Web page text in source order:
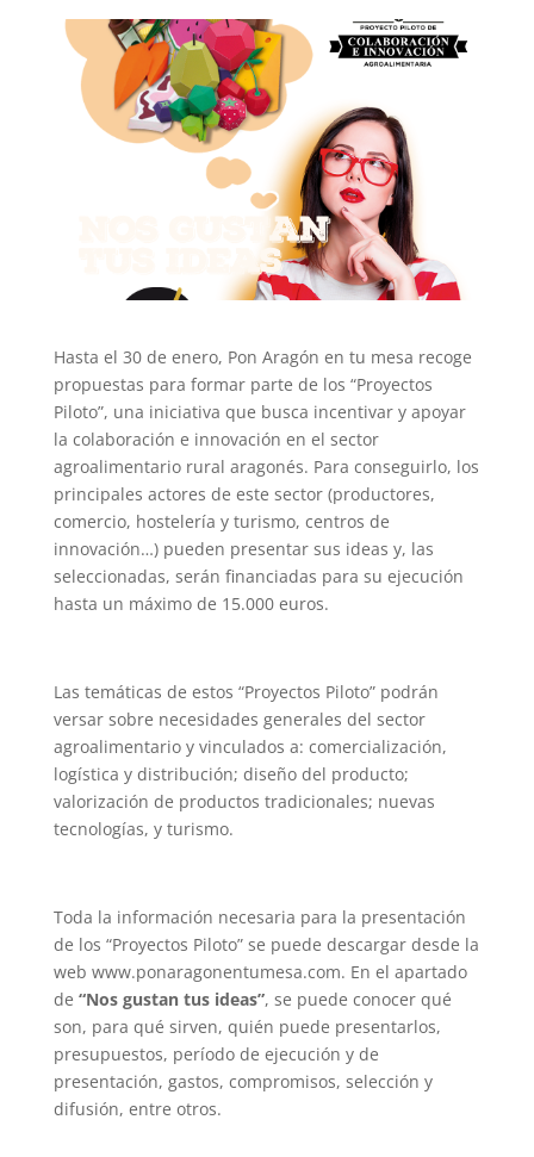
Hasta el 30 de enero, Pon Aragón en tu mesa recoge
propuestas para formar parte de los “Proyectos
Piloto”, una iniciativa que busca incentivar y apoyar
la colaboración e innovación en el sector
agroalimentario rural aragonés. Para conseguirlo, los
principales actores de este sector (productores,
comercio, hostelería y turismo, centros de
innovación…) pueden presentar sus ideas y, las
seleccionadas, serán financiadas para su ejecución
hasta un máximo de 15.000 euros.
Las temáticas de estos “Proyectos Piloto” podrán
versar sobre necesidades generales del sector
agroalimentario y vinculados a: comercialización,
logística y distribución; diseño del producto;
valorización de productos tradicionales; nuevas
tecnologías, y turismo.
Toda la información necesaria para la presentación
de los “Proyectos Piloto” se puede descargar desde la
web www.ponaragonentumesa.com. En el apartado
de “Nos gustan tus ideas”, se puede conocer qué
son, para qué sirven, quién puede presentarlos,
presupuestos, período de ejecución y de
presentación, gastos, compromisos, selección y
difusión, entre otros.